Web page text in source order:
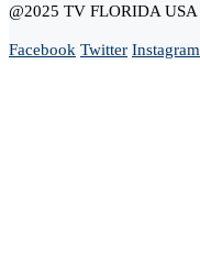
@2025 TV FLORIDA USA
Facebook Twitter Instagram